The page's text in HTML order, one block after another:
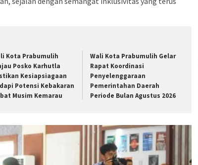
Kota Prabumulih
Posko Karhutla
Kesiapsiagaan
Potensi Kebakaran
Musim Kemarau
Wali Kota Prabumulih Gelar
Rapat Koordinasi
Penyelenggaraan
Pemerintahan Daerah
Periode Bulan Agustus 2026